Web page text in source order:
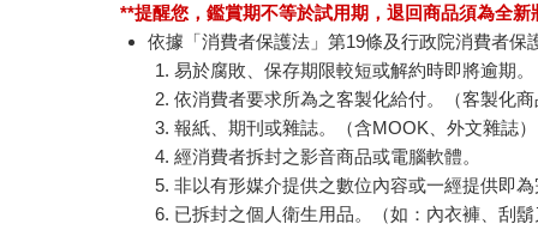
**提醒您，鑑賞期不等於試用期，退回商品須為全新
依據「消費者保護法」第19條及行政院消費者
易於腐敗、保存期限較短或解約時即將逾期
依消費者要求所為之客製化給付。（客製化
報紙、期刊或雜誌。（含MOOK、外文雜誌）
經消費者拆封之影音商品或電腦軟體。
非以有形媒介提供之數位內容或一經提供即
已拆封之個人衛生用品。（如：內衣褲、刮